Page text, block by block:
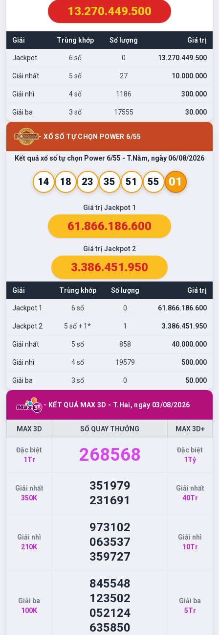
13.270.449.500
Giải Trùng khớp Số lượng Giá trị
Jackpot 6 số 0 13.270.449.500
Giải nhất 5 số 27 10.000.000
Giải nhì 4 số 1186 300.000
Giải ba 3 số 17555 30.000
- XỔ SỐ TỰ CHỌN POWER 6/55
Kết quả xổ số tự chọn Power 6/55 - T.Năm, ngày 06/08/2026
14 18 23 35 51 55 01
Giá trị Jackpot 1
61.866.186.600
Giá trị Jackpot 2
3.386.451.950
Giải Trùng khớp Số lượng Giá trị
Jackpot 1 6 số 0 61.866.186.600
Jackpot 2 5 số + 1* 1 3.386.451.950
Giải nhất 5 số 858 40.000.000
Giải nhì 4 số 19579 500.000
Giải ba 3 số 0 50.000
- KẾT QUẢ MAX 3D - T.Hai, ngày 03/08/2026
MAX 3D SỐ QUAY THƯỞNG MAX 3D+
Đặc biệt
1Tr
268568
Đặc biệt
1Tỷ
Giải nhất
350K
351979
231691
Giải nhất
40Tr
Giải nhì
210K
973102
063537
359727
Giải nhì
10Tr
Giải ba
100K
845548
123502
052124
635850
Giải ba
5Tr